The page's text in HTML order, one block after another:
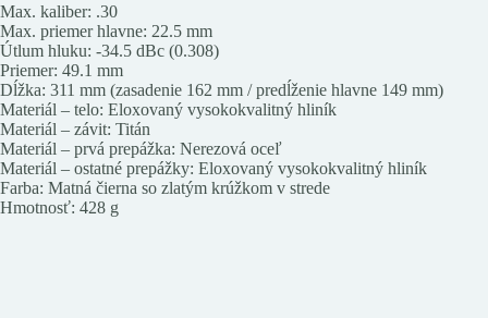
Max. kaliber: .30
Max. priemer hlavne: 22.5 mm
Útlum hluku: -34.5 dBc (0.308)
Priemer: 49.1 mm
Dĺžka: 311 mm (zasadenie 162 mm / predĺženie hlavne 149 mm)
Materiál – telo: Eloxovaný vysokokvalitný hliník
Materiál – závit: Titán
Materiál – prvá prepážka: Nerezová oceľ
Materiál – ostatné prepážky: Eloxovaný vysokokvalitný hliník
Farba: Matná čierna so zlatým krúžkom v strede
Hmotnosť: 428 g